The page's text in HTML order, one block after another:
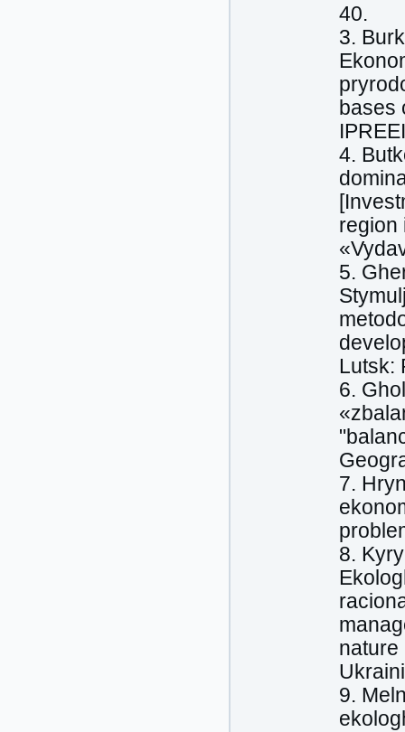
40.
3.
bases
4.
region
5.
Lutsk:
6.
7.
8.
nature
9.